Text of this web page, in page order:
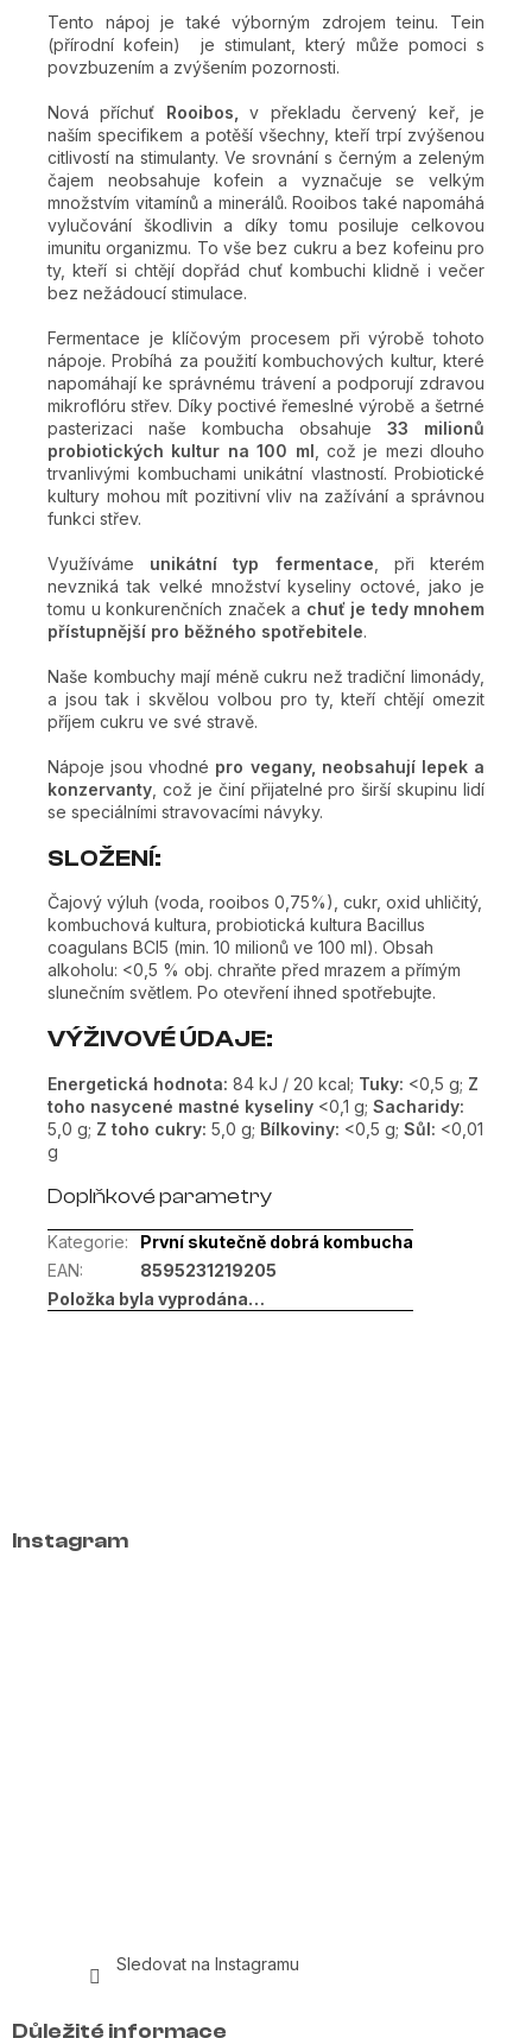
Tento nápoj je také výborným zdrojem teinu. Tein
(přírodní kofein) je stimulant, který může pomoci s
povzbuzením a zvýšením pozornosti.
Nová příchuť Rooibos,v překladu červený keř, je
naším specifikem a potěší všechny, kteří trpí zvýšenou
citlivostí na stimulanty. Ve srovnání s černým a zeleným
čajem neobsahuje kofein a vyznačuje se velkým
množstvím vitamínů a minerálů. Rooibos také napomáhá
vylučování škodlivin a díky tomu posiluje celkovou
imunitu organizmu. To vše bez cukru a bez kofeinu pro
ty, kteří si chtějí dopřád chuť kombuchi klidně i večer
bez nežádoucí stimulace.
Fermentace je klíčovým procesem při výrobě tohoto
nápoje. Probíhá za použití kombuchových kultur, které
napomáhají ke správnému trávení a podporují zdravou
mikroflóru střev. Díky poctivé řemeslné výrobě a šetrné
pasterizaci naše kombucha obsahuje 33 milionů
probiotických kultur na 100 ml , což je mezi dlouho
trvanlivými kombuchami unikátní vlastností. Probiotické
kultury mohou mít pozitivní vliv na zažívání a správnou
funkci střev.
Využíváme unikátní typ fermentace , při kterém
nevzniká tak velké množství kyseliny octové, jako je
tomu u konkurenčních značek a chuť je tedy mnohem
přístupnější pro běžného spotřebitele.
Naše kombuchy mají méně cukru než tradiční limonády,
a jsou tak i skvělou volbou pro ty, kteří chtějí omezit
příjem cukru ve své stravě.
Nápoje jsou vhodné pro vegany, neobsahují lepek a
konzervanty , což je činí přijatelné pro širší skupinu lidí
se speciálními stravovacími návyky.
SLOŽENÍ:
Čajový výluh (voda, rooibos 0,75%), cukr, oxid uhličitý,
kombuchová kultura, probiotická kultura Bacillus
coagulans BCI5 (min. 10 milionů ve 100 ml). Obsah
alkoholu: <0,5 % obj. chraňte před mrazem a přímým
slunečním světlem. Po otevření ihned spotřebujte.
VÝŽIVOVÉ ÚDAJE:
Energetická hodnota: 84 kJ / 20 kcal; Tuky: <0,5 g; Z
toho nasycené mastné kyseliny <0,1 g; Sacharidy:
5,0 g; Z toho cukry: 5,0 g; Bílkoviny: <0,5 g; Sůl: <0,01
g
Doplňkové parametry
Kategorie:
První skutečně dobrá kombucha
EAN:
8595231219205
Položka byla vyprodána…
aInstagram
Sledovat na Instagramu
Důležité informace